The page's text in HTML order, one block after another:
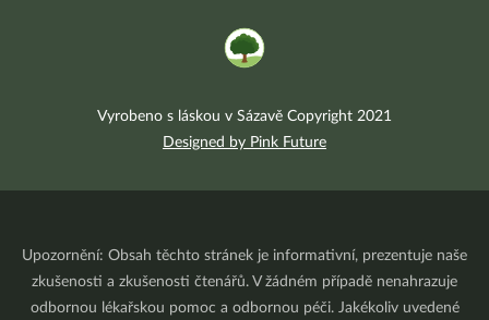
Vyrobeno s láskou v Sázavě Copyright 2021
Designed by Pink Future
Upozornění: Obsah těchto stránek je informativní, prezentuje naše
zkušenosti a zkušenosti čtenářů. V žádném případě nenahrazuje
odbornou lékařskou pomoc a odbornou péči. Jakékoliv uvedené